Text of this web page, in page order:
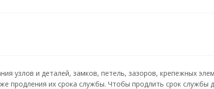
узлов и деталей, замков, петель, зазоров, крепежных
продления их срока службы. Чтобы продлить срок службы